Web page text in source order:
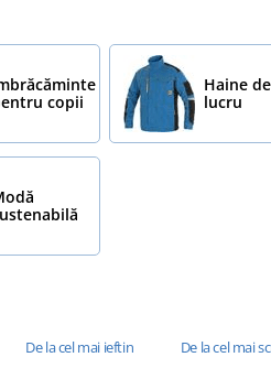
copii
Haine de
lucru
De la cel mai ieftin De la cel mai